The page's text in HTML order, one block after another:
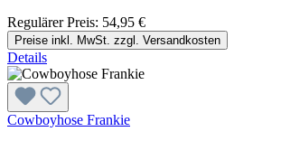
Regulärer Preis: 54,95 €
Preise inkl. MwSt. zzgl. Versandkosten
Details
Cowboyhose Frankie